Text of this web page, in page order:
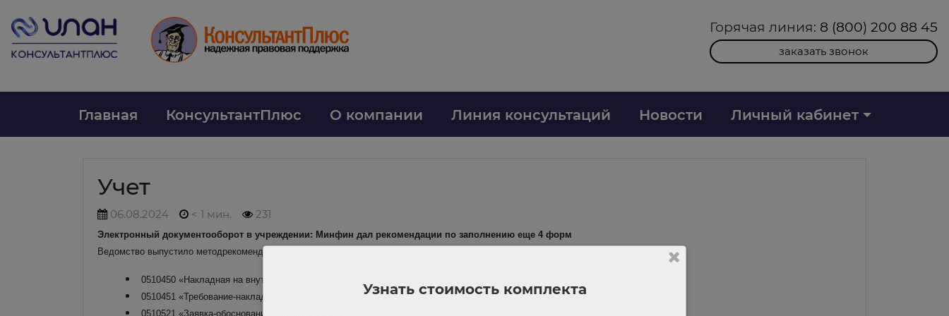
Горячая линия: 8 (800) 200 88 45
заказать звонок
Главная КонсультантПлюс О компании Линия консультаций Новости Личный кабинет
Учет
06.08.2024 < 1 мин. 231
Электронный документооборот в учреждении: Минфин дал рекомендации по заполнению еще 4 форм
Ведомство выпустило методрекомендации по таким формам:
0510450 «Накладная на внутреннее перемещение нефинансовых активов»;
0510451 «Требование-накладная»;
0510521 «Заявка-обоснование закупки товаров, работ, услуг малого объема через подотчетное лицо»;
Узнать стоимость комплекта